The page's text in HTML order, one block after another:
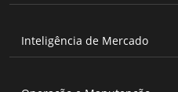
Inteligência de Mercado